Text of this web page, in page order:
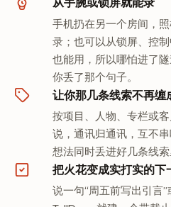
手机扔在另一个房间，
录；也可以从锁屏、控
也能用，所以哪怕进了
你丢了那个句子。
让你那几条线索不再缠
按项目、人物、专栏或
说，通讯归通讯，互不
想法同时丢进好几条线索
把火花变成实打实的下
说一句“周五前写出引言”